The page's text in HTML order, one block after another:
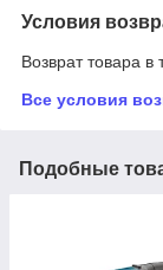
Условия
Возврат товара в
Все условия
Подобные